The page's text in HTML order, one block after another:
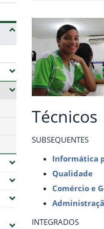
submenus)
Técnicos
SUBSEQUENTES
Informática
Qualidade
Comércio e
INTEGRADOS